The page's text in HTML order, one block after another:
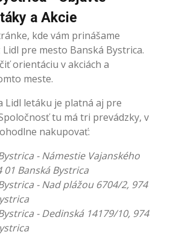
a Akcie
kde vám prinášame
pre mesto Banská Bystrica.
orientáciu v akciách a
meste.
Lidl letáku je platná aj pre
tu má tri prevádzky, v
nakupovať:
- Námestie Vajanského
01 Banská Bystrica
- Nad plážou 6704/2, 974
- Dedinská 14179/10, 974